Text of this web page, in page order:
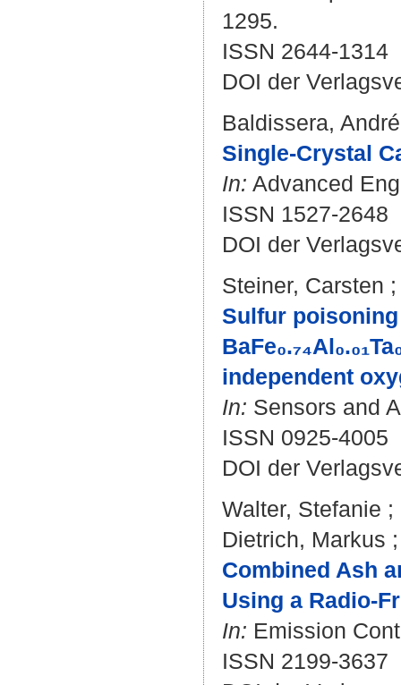
1295.
ISSN 2644-1314
DOI der
Baldissera,
Single-Crystal
In: Advanced
ISSN 1527-2648
DOI der
Steiner, Carsten
Sulfur
independent
In: Sensors and
ISSN 0925-4005
DOI der
Walter, Stefanie ;
Dietrich, Markus
Combined Ash
Using a Radio-
In: Emission
ISSN 2199-3637